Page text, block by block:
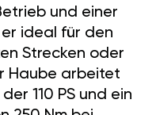
und einer
ideal für den
Strecken oder
Haube arbeitet
110 PS und ein